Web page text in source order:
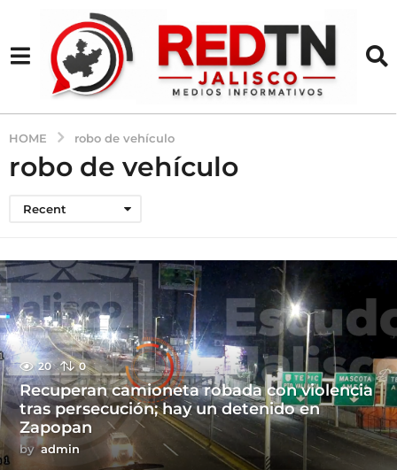
HOME robo de vehículo
robo de vehículo
Recent
20 0
Recuperan camioneta robada con violencia
tras persecución; hay un detenido en
Zapopan
by admin